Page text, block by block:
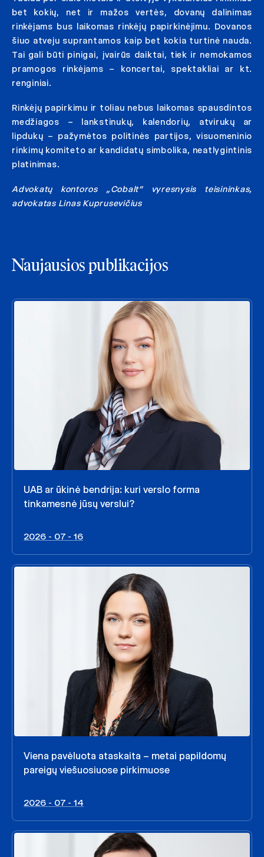
bet kokių, net ir mažos vertės, dovanų dalinimas
rinkėjams bus laikomas rinkėjų papirkinėjimu. Dovanos
šiuo atveju suprantamos kaip bet kokia turtinė nauda.
Tai gali būti pinigai, įvairūs daiktai, tiek ir nemokamos
pramogos rinkėjams – koncertai, spektakliai ar kt.
renginiai.
Rinkėjų papirkimu ir toliau nebus laikomas spausdintos
medžiagos – lankstinukų, kalendorių, atvirukų ar
lipdukų – pažymėtos politinės partijos, visuomeninio
rinkimų komiteto ar kandidatų simbolika, neatlygintinis
platinimas.
Advokatų kontoros „Cobalt” vyresnysis teisininkas,
advokatas Linas Kuprusevičius
Naujausios publikacijos
UAB ar ūkinė bendrija: kuri verslo forma
tinkamesnė jūsų verslui?
2026 - 07 - 16
Viena pavėluota ataskaita – metai papildomų
pareigų viešuosiuose pirkimuose
2026 - 07 - 14